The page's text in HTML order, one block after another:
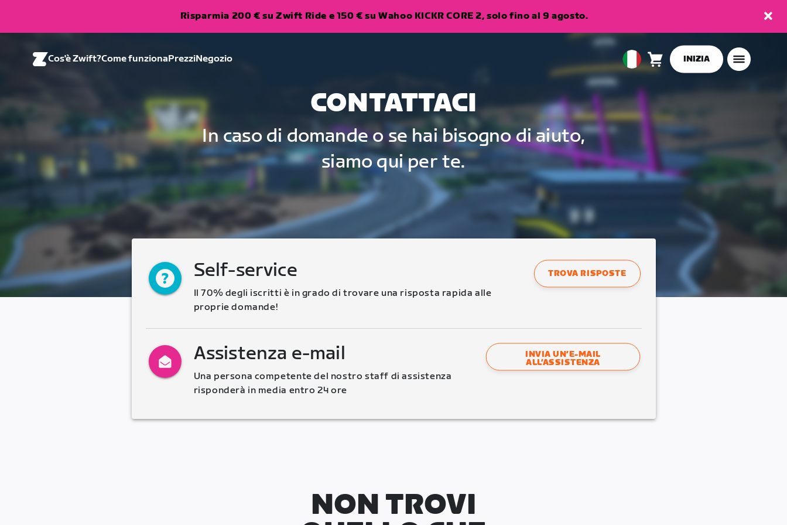
Risparmia 200 € su Zwift Ride e 150 € su Wahoo KICKR CORE 2, solo fino al 9 agosto.
Cos'è Zwift?Come funzionaPrezziNegozio
European
Italiano
Carrello0
INIZIA
CONTATTACI
In caso di domande o se hai bisogno di aiuto,
siamo qui per te.
Self-service
Il 70% degli iscritti è in grado di trovare una risposta rapida alle
proprie domande!
TROVA RISPOSTE
Assistenza e-mail
Una persona competente del nostro staff di assistenza
risponderà in media entro 24 ore
INVIA UN’E-MAIL
ALL’ASSISTENZA
NON TROVI